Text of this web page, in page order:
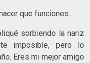
que funciones…
sorbiendo la nariz
imposible, pero lo
Eres mi mejor amigo